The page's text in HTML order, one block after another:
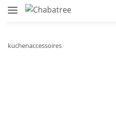
küchenaccessoires